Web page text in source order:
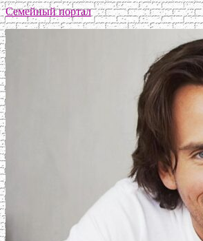
Семейный портал